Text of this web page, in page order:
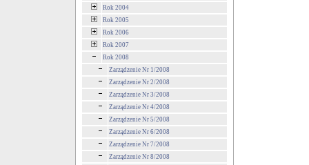
Rok 2004
Rok 2005
Rok 2006
Rok 2007
Rok 2008
Zarządzenie Nr 1/2008
Zarządzenie Nr 2/2008
Zarządzenie Nr 3/2008
Zarządzenie Nr 4/2008
Zarządzenie Nr 5/2008
Zarządzenie Nr 6/2008
Zarządzenie Nr 7/2008
Zarządzenie Nr 8/2008